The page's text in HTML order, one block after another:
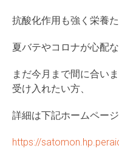
抗酸化作用も強く栄養
夏バテやコロナが心配
まだ今月まで間に合い
受け入れたい方、
詳細は下記ホームペー
https://